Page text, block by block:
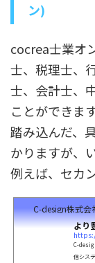
ン)
cocrea士業オ
士、税理士、
士、会計士、
ことができます
踏み込んだ、
かりますが、
例えば、セカ
C-design株式会
より
C-
信シス